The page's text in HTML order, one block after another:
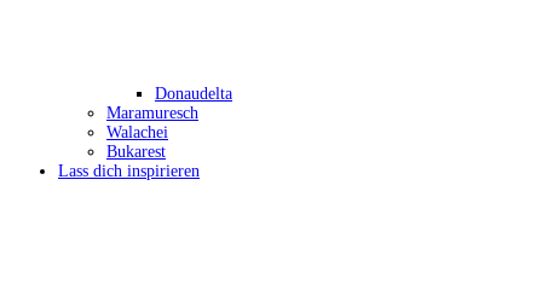
Donaudelta
Maramuresch
Walachei
Bukarest
Lass dich inspirieren